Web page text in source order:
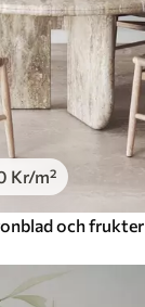
Kr/m²
och frukter